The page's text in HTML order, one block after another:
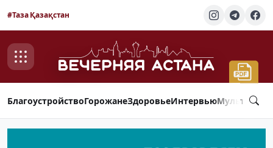
#Таза Қазақстан
БлагоустройствоГорожанеЗдоровьеИнтервью